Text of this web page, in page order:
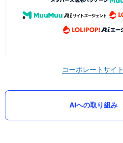
コーポレートサイト
AIへの取り組み